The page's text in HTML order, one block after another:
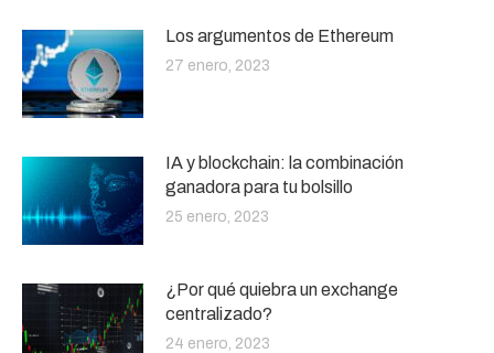
Los argumentos de Ethereum
27 enero, 2023
IA y blockchain: la combinación
ganadora para tu bolsillo
25 enero, 2023
¿Por qué quiebra un exchange
centralizado?
24 enero, 2023